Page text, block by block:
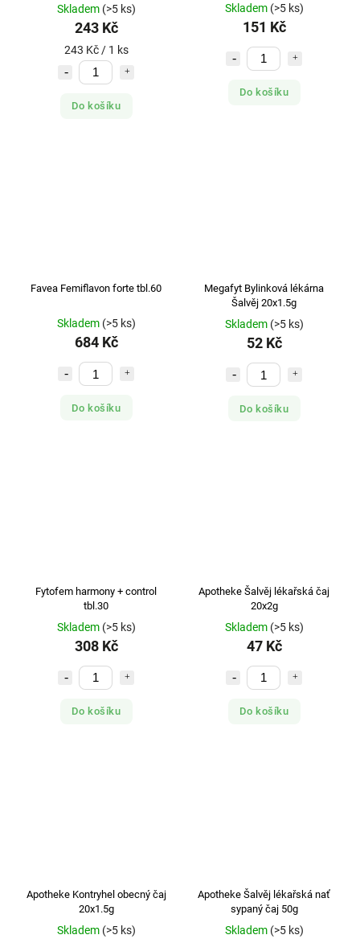
Skladem (>5 ks)
243 Kč
243 Kč / 1 ks
Do košíku
Skladem (>5 ks)
151 Kč
Do košíku
Favea Femiflavon forte tbl.60
Skladem (>5 ks)
684 Kč
Do košíku
Megafyt Bylinková lékárna
Šalvěj 20x1.5g
Skladem (>5 ks)
52 Kč
Do košíku
Fytofem harmony + control
tbl.30
Skladem (>5 ks)
308 Kč
Do košíku
Apotheke Šalvěj lékařská čaj
20x2g
Skladem (>5 ks)
47 Kč
Do košíku
Apotheke Kontryhel obecný čaj
20x1.5g
Skladem (>5 ks)
Apotheke Šalvěj lékařská nať
sypaný čaj 50g
Skladem (>5 ks)